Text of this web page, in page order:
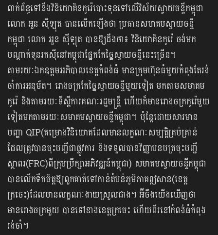
ពាក់ព័ន្ធទៅនឹងវិនិយោគិនកូរ៉េបោះទុនទៅលើវិស័យស្វាយចន្ទីកម្ពុជា
លោក អួន ស៊ីឡុត បានលើកឡើងថា​ ប្រធានសមាគមស្វាយចន្ទី
កម្ពុជា លោក អួន ស៊ីឡុត បានឱ្យដឹងថា៖ វិនិយោគិនកូរ៉េ ចង់មក
បណ្តាក់ទុនរកស៊ីនៅកម្ពុជាផ្នែកកែច្នៃស្វាយចន្ទីនេះច្រើន។
តាមរយៈឯកឧត្តមអភិបាលខេត្តកំពង់ធំ មានក្រុមហ៊ុនធំមួយកំពុងតែរង់
ចាំការអនុម័ត។ រោងចក្រកែច្នៃស្វាយចន្ទីមួយទៀត មកតាមសមាគម
កូរ៉េ និងតាមរយៈទីស្តីការគណៈរដ្ឋមន្ត្រី ហើយក៏មានរោងចក្រកូរ៉េមួយ
ទៀតមកតាមរយៈសមាគមស្វាយចន្ទីកម្ពុជា។ ប៉ុន្តែដោយសារមាន
បញ្ហា QIP(គម្រោងវិនិយោគដែលមានលក្ខណៈសម្បត្តិគ្រប់គ្រាន់
ដែលត្រូវបានចុះបញ្ជីជាផ្លូវការ និងទទួលបានវិញ្ញាបនបត្រចុះបញ្ជី
ស្ថាពរ(FRC)ពីក្រុមប្រឹក្សាអភិវឌ្ឍន៍កម្ពុជា) សមាគមស្វាយ​ចន្ទីកម្ពុជា
បានលើកទឹកចិត្តឱ្យពួកគាត់ទៅកាន់តំបន់ភូមិភាគឦសាន(ខេត្ត
ក្រចេះ)ដែលមានលក្ខណៈងាយស្រួលជាង។ អ៊ីចឹងយើងឃើញថា
មានរោងចក្រមួយ បានទៅខាងខេត្តក្រចេះ ហើយពីរនៅកំពង់ធំកំពុង
រង់ចាំ។